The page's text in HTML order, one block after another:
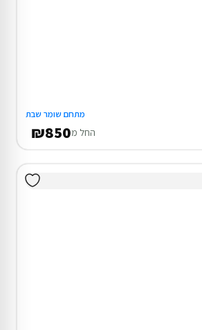
מתחם שומר שבת
החל מ₪850